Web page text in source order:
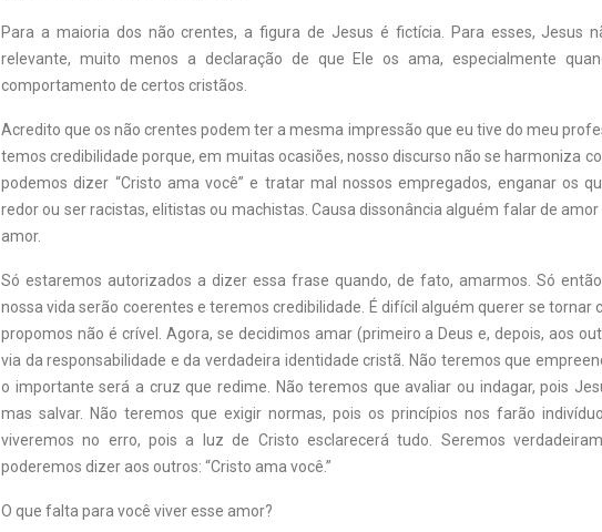
Para a maioria dos não crentes, a figura de Jesus é fictícia. Para esses, Jesus
relevante, muito menos a declaração de que Ele os ama, especialmente
comportamento de certos cristãos.
Acredito que os não crentes podem ter a mesma impressão que eu tive do meu
temos credibilidade porque, em muitas ocasiões, nosso discurso não se harmoniza
podemos dizer “Cristo ama você” e tratar mal nossos empregados, enganar os
redor ou ser racistas, elitistas ou machistas. Causa dissonância alguém falar de
amor.
Só estaremos autorizados a dizer essa frase quando, de fato, amarmos. Só
nossa vida serão coerentes e teremos credibilidade. É difícil alguém querer se tornar
propomos não é crível. Agora, se decidimos amar (primeiro a Deus e, depois, aos
via da responsabilidade e da verdadeira identidade cristã. Não teremos que
o importante será a cruz que redime. Não teremos que avaliar ou indagar, pois
mas salvar. Não teremos que exigir normas, pois os princípios nos farão
viveremos no erro, pois a luz de Cristo esclarecerá tudo. Seremos
poderemos dizer aos outros: “Cristo ama você.”
O que falta para você viver esse amor?